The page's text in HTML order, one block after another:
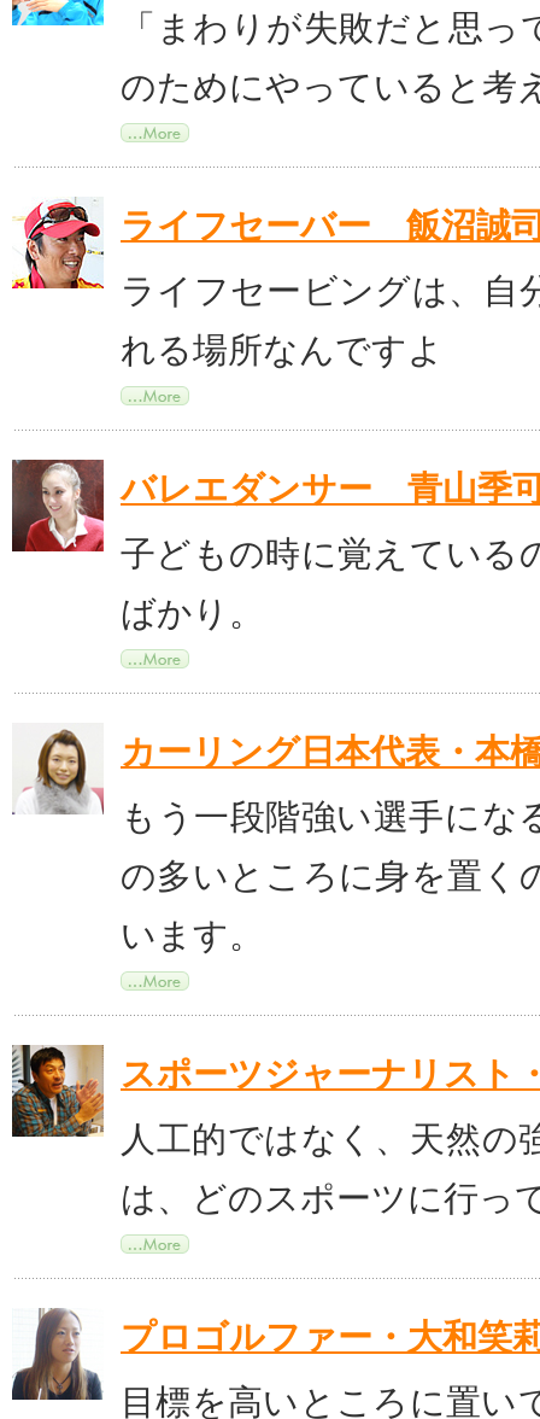
「まわりが失敗だと思っ
のためにやっていると考
ライフセーバー 飯沼誠
ライフセービングは、自
れる場所なんですよ
バレエダンサー 青山季
子どもの時に覚えている
ばかり。
カーリング日本代表・本
もう一段階強い選手にな
の多いところに身を置く
います。
スポーツジャーナリスト
人工的ではなく、天然の
は、どのスポーツに行っ
プロゴルファー・大和笑
目標を高いところに置い